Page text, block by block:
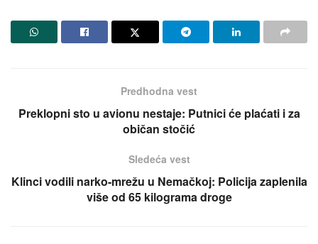
Predhodna vest
Preklopni sto u avionu nestaje: Putnici će plaćati i za
običan stočić
Sledeća vest
Klinci vodili narko-mrežu u Nemačkoj: Policija zaplenila
više od 65 kilograma droge